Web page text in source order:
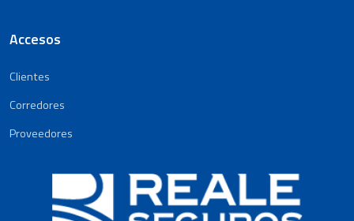
Accesos
Clientes
Corredores
Proveedores